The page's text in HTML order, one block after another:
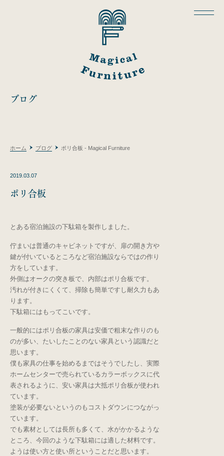
ブログ
ホーム ブログ ポリ合板 - Magical Furniture
2019.03.07
ポリ合板
とある宿泊施設の下駄箱を製作しました。
佇まいは普通のキャビネットですが、扉の開き方や
鍵が付いているところなど宿泊施設ならではの作り
方をしています。
外側はオークの突き板で、内部はポリ合板です。
汚れが付きにくくて、掃除も簡単ですし耐久力もあ
ります。
下駄箱にはもってこいです。
一般的にはポリ合板の家具は安価で粗末な作りのも
のが多い、たいしたことのない家具という認識だと
思います。
僕も家具の仕事を始めるまではそうでしたし、実際
ホームセンターで売られているカラーボックスに代
表されるように、安い家具は大抵ポリ合板が使われ
ています。
塗装が必要ないというのもコストダウンにつながっ
ています。
でも素材としては長所も多くて、水がかかるような
ところ、今回のような下駄箱には適した材料です。
ようは使い方と使い所ということだと思います。